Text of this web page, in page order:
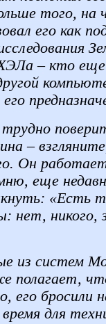
того, на
его как
– кто
трудно
–
Он
еще
«Есть
нет, никого,
из систем
полагает,
его бросили
для